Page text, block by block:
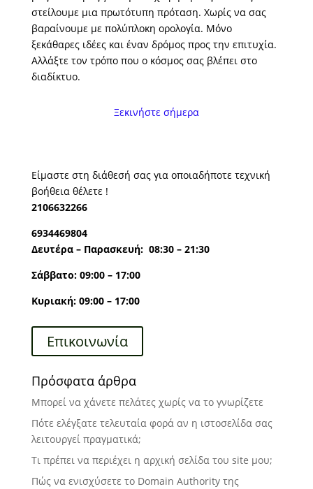
στείλουμε μια πρωτότυπη πρόταση. Χωρίς να σας
βαραίνουμε με πολύπλοκη ορολογία. Μόνο
ξεκάθαρες ιδέες και έναν δρόμος προς την επιτυχία.
Αλλάξτε τον τρόπο που ο κόσμος σας βλέπει στο
διαδίκτυο.
Ξεκινήστε σήμερα
Είμαστε στη διάθεσή σας για οποιαδήποτε τεχνική
βοήθεια θέλετε !
2106632266
6934469804
Δευτέρα – Παρασκευή: 08:30 – 21:30
Σάββατο: 09:00 – 17:00
Κυριακή: 09:00 – 17:00
Επικοινωνία
Πρόσφατα άρθρα
Μπορεί να χάνετε πελάτες χωρίς να το γνωρίζετε
Πότε ελέγξατε τελευταία φορά αν η ιστοσελίδα σας
λειτουργεί πραγματικά;
Τι πρέπει να περιέχει η αρχική σελίδα του site μου;
Πώς να ενισχύσετε το Domain Authority της